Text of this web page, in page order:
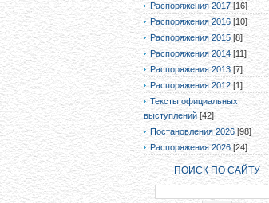
Распоряжения 2017 [16]
Распоряжения 2016 [10]
Распоряжения 2015 [8]
Распоряжения 2014 [11]
Распоряжения 2013 [7]
Распоряжения 2012 [1]
Тексты официальных
выступлений [42]
Постановления 2026 [98]
Распоряжения 2026 [24]
ПОИСК ПО САЙТУ